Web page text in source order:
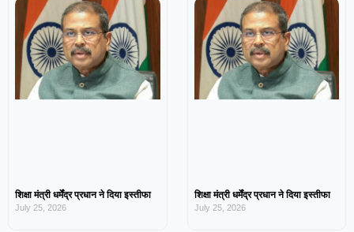
शिक्षा मंत्री धर्मेंद्र प्रधान ने दिया इस्तीफा
July 25, 2026
शिक्षा मंत्री धर्मेंद्र प्रधान ने दिया इस्तीफा
July 25, 2026